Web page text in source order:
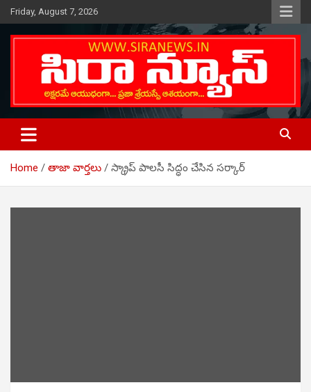
Skip
to
content
Friday, August 7, 2026
SIRA NEWS
Telugu Online News Daily
Home తాజా వార్తలు స్క్రాప్ పాలసీ సిద్ధం చేసిన సర్కార్